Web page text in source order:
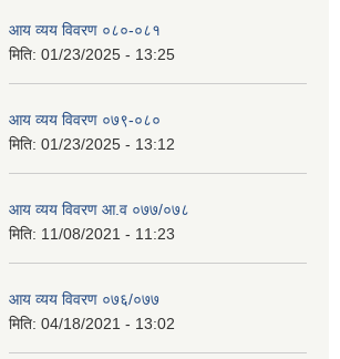
आय व्यय विवरण ०८०-०८१
मिति: 01/23/2025 - 13:25
आय व्यय विवरण ०७९-०८०
मिति: 01/23/2025 - 13:12
आय व्यय विवरण आ.व ०७७/०७८
मिति: 11/08/2021 - 11:23
आय व्यय विवरण ०७६/०७७
मिति: 04/18/2021 - 13:02